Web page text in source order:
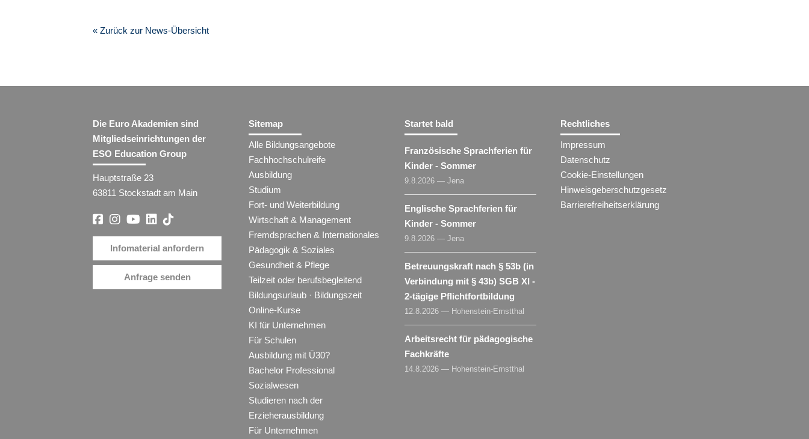
« Zurück zur News-Übersicht
Die Euro Akademien sind
Mitgliedseinrichtungen der
ESO Education Group
Hauptstraße 23
63811 Stockstadt am Main
Infomaterial anfordern
Anfrage senden
Sitemap
Alle Bildungsangebote
Fachhochschulreife
Ausbildung
Studium
Fort- und Weiterbildung
Wirtschaft & Management
Fremdsprachen & Internationales
Pädagogik & Soziales
Gesundheit & Pflege
Teilzeit oder berufsbegleitend
Bildungsurlaub · Bildungszeit
Online-Kurse
KI für Unternehmen
Für Schulen
Ausbildung mit Ü30?
Bachelor Professional
Sozialwesen
Studieren nach der
Erzieherausbildung
Für Unternehmen
Startet bald
Französische Sprachferien für
Kinder - Sommer
9.8.2026 — Jena
Englische Sprachferien für
Kinder - Sommer
9.8.2026 — Jena
Betreuungskraft nach § 53b (in
Verbindung mit § 43b) SGB XI -
2-tägige Pflichtfortbildung
12.8.2026 — Hohenstein-Ernstthal
Arbeitsrecht für pädagogische
Fachkräfte
14.8.2026 — Hohenstein-Ernstthal
Rechtliches
Impressum
Datenschutz
Cookie-Einstellungen
Hinweisgeberschutzgesetz
Barrierefreiheitserklärung